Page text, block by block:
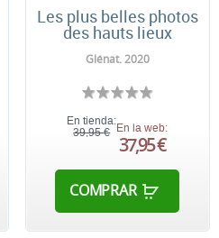
Les plus belles photos
des hauts lieux
Glénat. 2020
En tienda:
39,95 €
En la web:
37,95 €
COMPRAR